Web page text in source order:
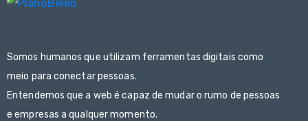
Somos humanos que utilizam ferramentas digitais como
meio para conectar pessoas.
Entendemos que a web é capaz de mudar o rumo de pessoas
e empresas a qualquer momento.